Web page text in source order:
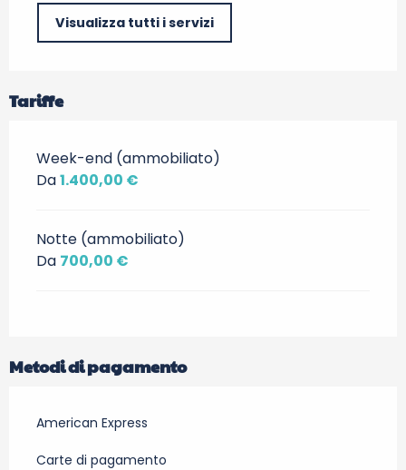
Visualizza tutti i servizi
Tariffe
Week-end (ammobiliato)
Da1.400,00 €
Notte (ammobiliato)
Da 700,00 €
Metodi di pagamento
American Express
Carte di pagamento